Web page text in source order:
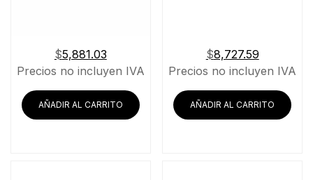
$5,881.03
Precios no incluyen IVA
AÑADIR AL CARRITO
$8,727.59
Precios no incluyen IVA
AÑADIR AL CARRITO